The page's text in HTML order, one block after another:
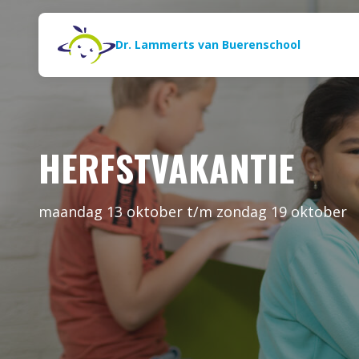
Naar de inhoud
Dr. Lammerts van Buerenschool
HERFSTVAKANTIE
maandag 13 oktober t/m zondag 19 oktober